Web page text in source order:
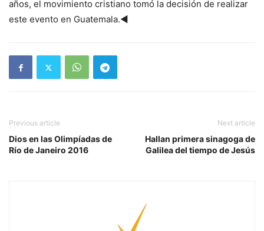
años, el movimiento cristiano tomó la decisión de realizar
este evento en Guatemala.◄
Previous article
Dios en las Olimpíadas de
Río de Janeiro 2016
Next article
Hallan primera sinagoga de
Galilea del tiempo de Jesús